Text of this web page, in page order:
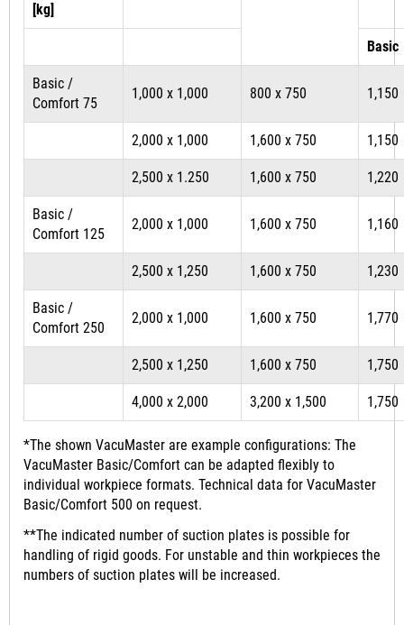
[kg]
Basic
Basic /
Comfort 75
1,000 x 1,000 800 x 750 1,150
2,000 x 1,000 1,600 x 750 1,150
2,500 x 1.250 1,600 x 750 1,220
Basic /
Comfort 125
2,000 x 1,000 1,600 x 750 1,160
2,500 x 1,250 1,600 x 750 1,230
Basic /
Comfort 250
2,000 x 1,000 1,600 x 750 1,770
2,500 x 1,250 1,600 x 750 1,750
4,000 x 2,000 3,200 x 1,500 1,750
*The shown VacuMaster are example configurations: The
VacuMaster Basic/Comfort can be adapted flexibly to
individual workpiece formats. Technical data for VacuMaster
Basic/Comfort 500 on request.
**The indicated number of suction plates is possible for
handling of rigid goods. For unstable and thin workpieces the
numbers of suction plates will be increased.